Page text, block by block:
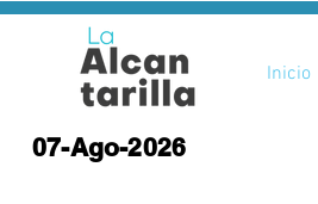
Inicio
07-Ago-2026